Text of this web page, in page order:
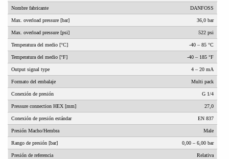
Nombre fabricante DANFOSS
Max. overload pressure [bar] 36,0 bar
Max. overload pressure [psi] 522 psi
Temperatura del medio [°C] -40 – 85 °C
Temperatura del medio [°F] -40 – 185 °F
Output signal type 4 – 20 mA
Formato del embalaje Multi pack
Conexión de presión G 1/4
Pressure connection HEX [mm] 27,0
Conexión de presión estándar EN 837
Presión Macho/Hembra Male
Rango de presión [bar] 0,00 – 6,00 bar
Presión de referencia Relativa